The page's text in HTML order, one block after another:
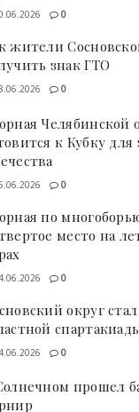
0
жители
знак ГТО
0
Челябинской
к Кубку
0
по
место на
0
округ
0
прошел